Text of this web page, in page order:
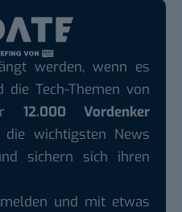
werden, wenn es
die Tech-Themen von
12.000 Vordenker
wichtigsten News
sichern sich ihren
und mit etwas